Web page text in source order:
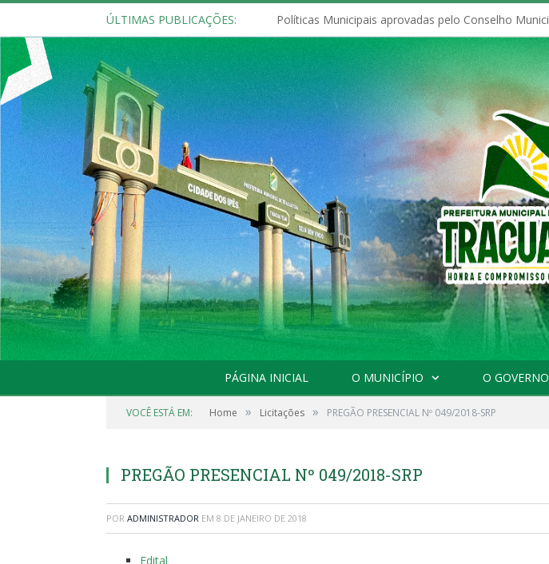
ÚLTIMAS PUBLICAÇÕES:
PÁGINA INICIAL O MUNICÍPIO O GOVERNO
VOCÊ ESTÁ EM: Home » Licitações » PREGÃO PRESENCIAL Nº 049/2018-SRP
PREGÃO PRESENCIAL Nº 049/2018-SRP
POR ADMINISTRADOR EM 8 DE JANEIRO DE 2018
Edital